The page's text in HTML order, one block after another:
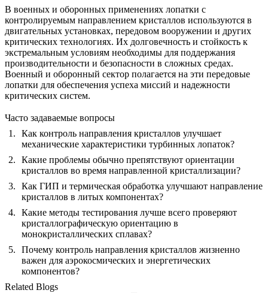
В военных и оборонных применениях лопатки с
контролируемым направлением кристаллов используются в
двигательных установках, передовом вооружении и других
критических технологиях. Их долговечность и стойкость к
экстремальным условиям необходимы для поддержания
производительности и безопасности в сложных средах.
Военный и оборонный сектор полагается на эти передовые
лопатки для обеспечения успеха миссий и надежности
критических систем.
Часто задаваемые вопросы
Как контроль направления кристаллов улучшает
механические характеристики турбинных лопаток?
Какие проблемы обычно препятствуют ориентации
кристаллов во время направленной кристаллизации?
Как ГИП и термическая обработка улучшают направление
кристаллов в литых компонентах?
Какие методы тестирования лучше всего проверяют
кристаллографическую ориентацию в
монокристаллических сплавах?
Почему контроль направления кристаллов жизненно
важен для аэрокосмических и энергетических
компонентов?
Related Blogs